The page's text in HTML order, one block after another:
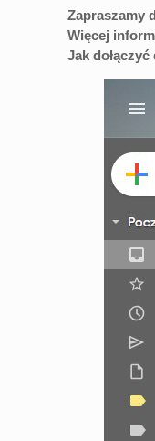
Zapraszamy
Więcej
Jak